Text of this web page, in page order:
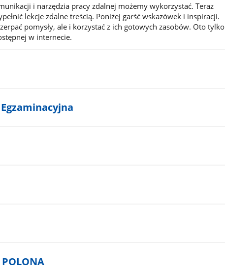
i narzędzia pracy zdalnej możemy wykorzystać. Teraz
lekcje zdalne treścią. Poniżej garść wskazówek i inspiracji.
pomysły, ale i korzystać z ich gotowych zasobów. Oto tylko
w internecie.